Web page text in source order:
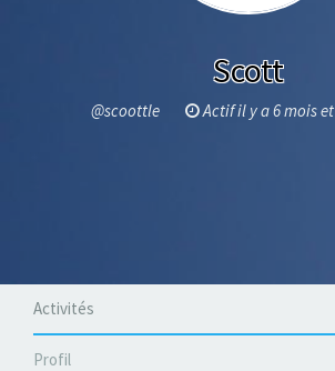
Scott
@scoottle Actif il y a 6 mois
Activités
Profil